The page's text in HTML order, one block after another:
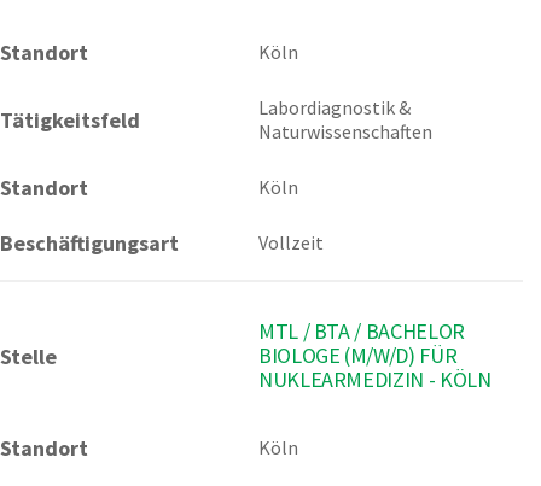
Standort Köln
Tätigkeitsfeld
Labordiagnostik &
Naturwissenschaften
Standort Köln
Beschäftigungsart Vollzeit
Stelle
MTL / BTA / BACHELOR
BIOLOGE (M/W/D) FÜR
NUKLEARMEDIZIN - KÖLN
Standort Köln